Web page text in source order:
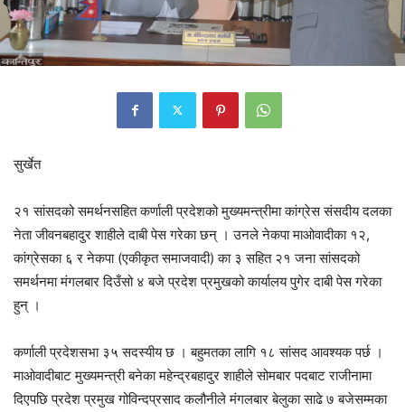
सुर्खेत
२१ सांसदको समर्थनसहित कर्णाली प्रदेशको मुख्यमन्त्रीमा कांग्रेस संसदीय दलका
नेता जीवनबहादुर शाहीले दाबी पेस गरेका छन् । उनले नेकपा माओवादीका १२,
कांग्रेसका ६ र नेकपा (एकीकृत समाजवादी) का ३ सहित २१ जना सांसदको
समर्थनमा मंगलबार दिउँसो ४ बजे प्रदेश प्रमुखको कार्यालय पुगेर दाबी पेस गरेका
हुन् ।
कर्णाली प्रदेशसभा ३५ सदस्यीय छ । बहुमतका लागि १८ सांसद आवश्यक पर्छ ।
माओवादीबाट मुख्यमन्त्री बनेका महेन्द्रबहादुर शाहीले सोमबार पदबाट राजीनामा
दिएपछि प्रदेश प्रमुख गोविन्दप्रसाद कलौनीले मंगलबार बेलुका साढे ७ बजेसम्मका